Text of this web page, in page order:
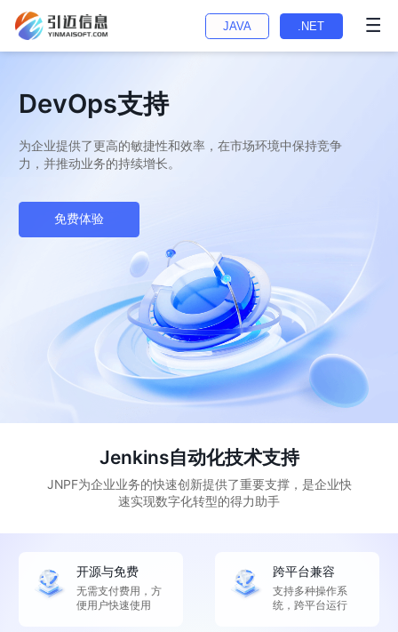
JAVA .NET
DevOps支持
为企业提供了更高的敏捷性和效率，在市场环境中保持竞争
力，并推动业务的持续增长。
免费体验
Jenkins自动化技术支持
JNPF为企业业务的快速创新提供了重要支撑，是企业快
速实现数字化转型的得力助手
开源与免费
无需支付费用，方
便用户快速使用
跨平台兼容
支持多种操作系
统，跨平台运行